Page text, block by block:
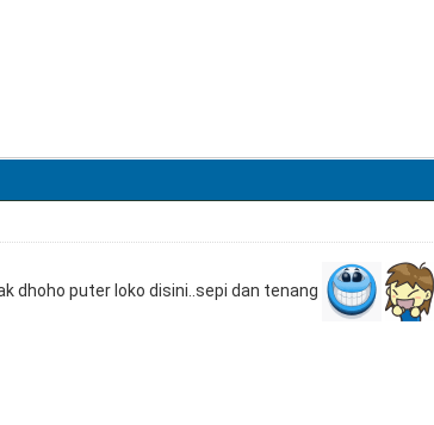
dhoho puter loko disini..sepi dan tenang